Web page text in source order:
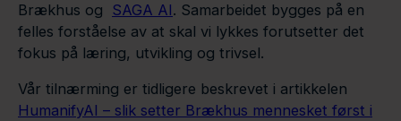
Brækhus og SAGA AI. Samarbeidet bygges på en
felles forståelse av at skal vi lykkes forutsetter det
fokus på læring, utvikling og trivsel.
Vår tilnærming er tidligere beskrevet i artikkelen
HumanifyAI – slik setter Brækhus mennesket først i